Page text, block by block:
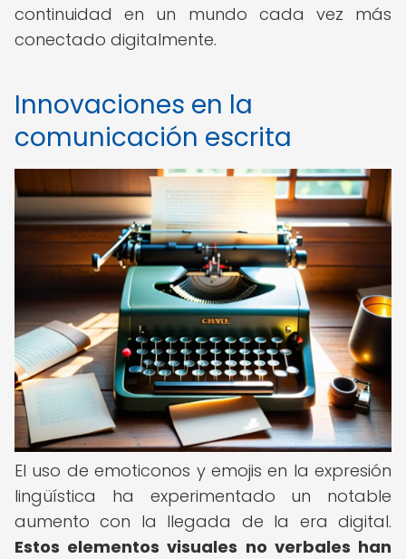
continuidad en un mundo cada vez más
conectado digitalmente.
Innovaciones en la
comunicación escrita
El uso de emoticonos y emojis en la expresión
lingüística ha experimentado un notable
aumento con la llegada de la era digital.
Estos elementos visuales no verbales han